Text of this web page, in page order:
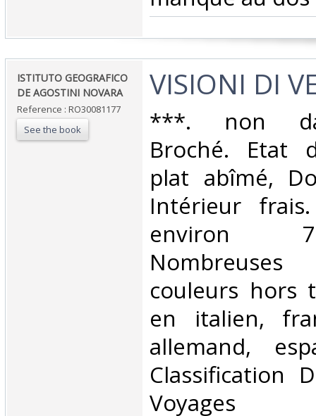
‎ISTITUTO GEOGRAFICO
DE AGOSTINI NOVARA‎
Reference : RO30081177
See the book
‎VISIONI DI
‎***. non
Broché. Etat
plat abîmé,
Intérieur
environ
couleurs hors
en italien,
allemand,
Classification
Voyages‎